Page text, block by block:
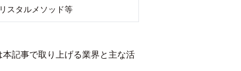
スタルメソッド等
記事で取り上げる業界と主な活